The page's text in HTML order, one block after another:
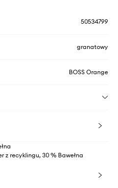
50534799
granatowy
BOSS Orange
z recyklingu, 30 % Bawełna